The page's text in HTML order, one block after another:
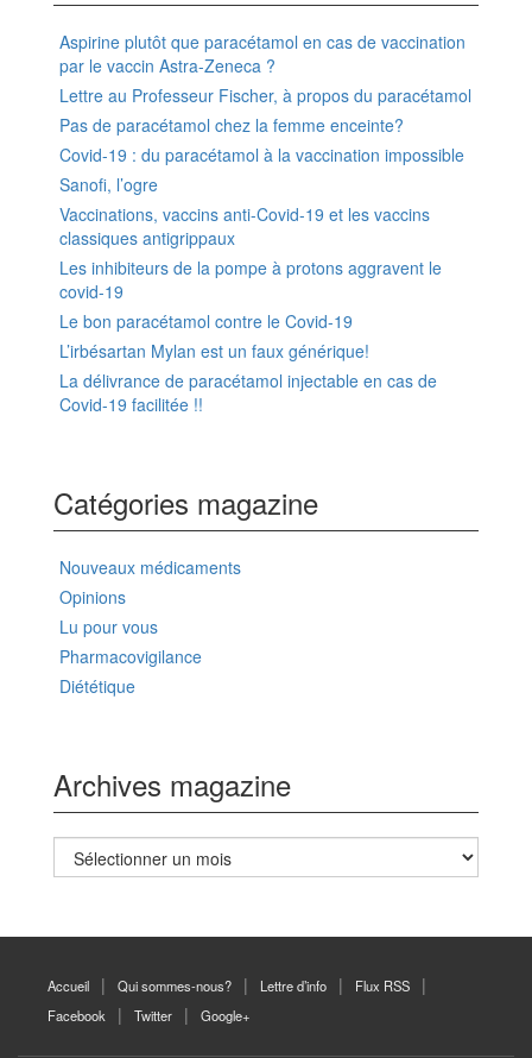
Aspirine plutôt que paracétamol en cas de vaccination
par le vaccin Astra-Zeneca ?
Lettre au Professeur Fischer, à propos du paracétamol
Pas de paracétamol chez la femme enceinte?
Covid-19 : du paracétamol à la vaccination impossible
Sanofi, l’ogre
Vaccinations, vaccins anti-Covid-19 et les vaccins
classiques antigrippaux
Les inhibiteurs de la pompe à protons aggravent le
covid-19
Le bon paracétamol contre le Covid-19
L’irbésartan Mylan est un faux générique!
La délivrance de paracétamol injectable en cas de
Covid-19 facilitée !!
Catégories magazine
Nouveaux médicaments
Opinions
Lu pour vous
Pharmacovigilance
Diététique
Archives magazine
Archives
magazine
Accueil Qui sommes-nous? Lettre d’info
Flux RSS
Facebook
Twitter Google+